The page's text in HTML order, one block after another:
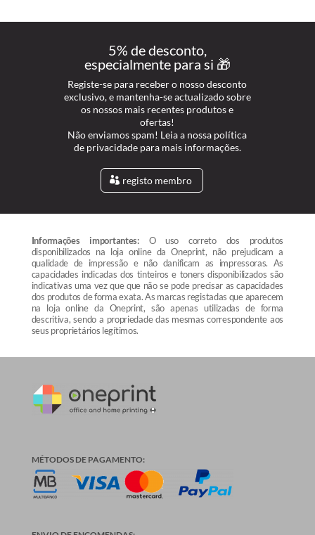
5% de desconto,
especialmente para si 🎁
Registe-se para receber o nosso desconto
exclusivo, e mantenha-se actualizado sobre
os nossos mais recentes produtos e
ofertas!
Não enviamos spam! Leia a nossa política
de privacidade para mais informações.
registo membro
Informações importantes: O uso correto dos produtos
disponibilizados na loja online da Oneprint, não prejudicam a
qualidade de impressão e não danificam as impressoras. As
capacidades indicadas dos tinteiros e toners disponibilizados são
indicativas uma vez que que não se pode precisar as capacidades
dos produtos de forma exata. As marcas registadas que aparecem
na loja online da Oneprint, são apenas utilizadas de forma
descritiva, sendo a propriedade das mesmas correspondente aos
seus proprietários legítimos.
MÉTODOS DE PAGAMENTO: